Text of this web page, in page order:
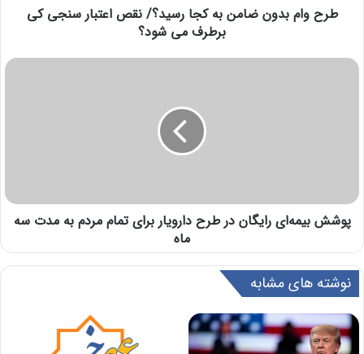
طرح وام بدون ضامن به کجا رسید؟/ نقص اعتبار سنجی کی
برطرف می شود؟
پوشش بیمه‌ای رایگان در طرح دارویار برای تمام مردم به مدت سه
ماه
نوشته های مشابه